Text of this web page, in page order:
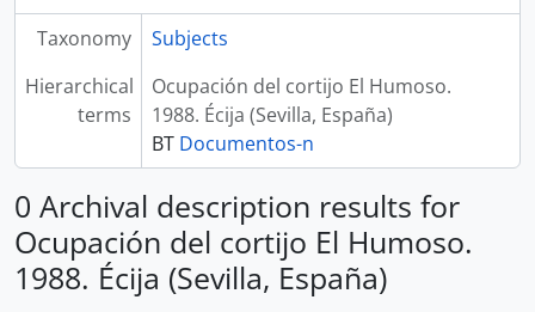
Taxonomy
Subjects
Hierarchical
terms
Ocupación del cortijo El Humoso.
1988. Écija (Sevilla, España)
BT Documentos-n
0 Archival description results for
Ocupación del cortijo El Humoso.
1988. Écija (Sevilla, España)